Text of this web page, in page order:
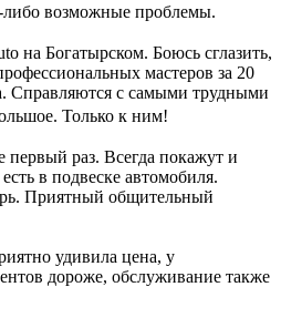
либо возможные проблемы.
на Богатырском. Боюсь сглазить,
мастеров за 20
Справляются с самыми трудными
Только к ним!
первый раз. Всегда покажут и
в подвеске автомобиля.
Приятный общительный
удивила цена, у
дороже, обслуживание также